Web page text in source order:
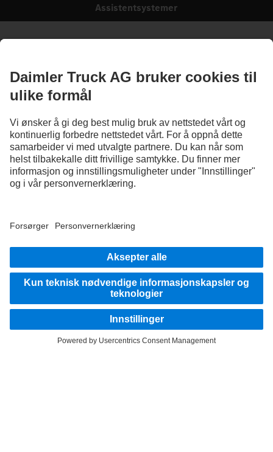
Assistentsystemer
Illustrasjonene og teksten kan også omfatte tilbehør og tilleggsutstyr som ikke
nødvendigvis originalkjøretøyenes faktiske tilstand. Utseendet til originalkjøretøyene
kan avvike fra disse illustrasjonene. Med forbehold om endringer. Illustrasjonene og
teksten kan også omfatte typer, tjenester og produkter som ikke tilbys i alle land.
Daimler Truck AG er et globalt selskap der likestilling, mangfold, åpenhet og respekt
er grunnleggende verdier. Dette viser vi i måten vi tenker, handler og kommuniserer
på. Alle uttrykk som brukes, inkluderer selvfølgelig alle kjønn og identiteter.
HOLD KONTAKTEN.
Bli kjent med Mercedes-Benz Trucks i våre digitale kanaler.